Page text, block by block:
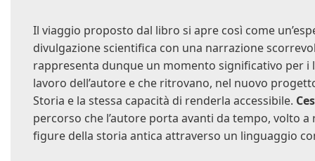
Il viaggio proposto dal libro si apre così come
divulgazione scientifica con una narrazione
rappresenta dunque un momento significativo per i
lavoro dell’autore e che ritrovano, nel nuovo
Storia e la stessa capacità di renderla accessibile.
percorso che l’autore porta avanti da tempo, volto
figure della storia antica attraverso un linguaggio